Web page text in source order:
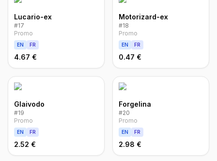
Lucario-ex
#17
Promo
EN FR
4.67 €
Motorizard-ex
#18
Promo
EN FR
0.47 €
Glaivodo
#19
Promo
EN FR
2.52 €
Forgelina
#20
Promo
EN FR
2.98 €